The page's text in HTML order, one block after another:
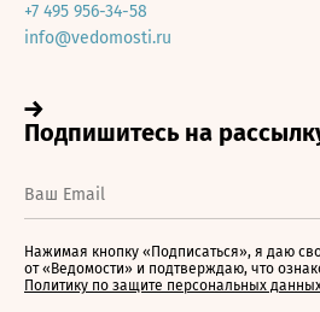
+7 495 956-34-58
info@vedomosti.ru
Нажимая кнопку «Подписаться», я даю
от «Ведомости» и подтверждаю, что
Политику по защите персональных